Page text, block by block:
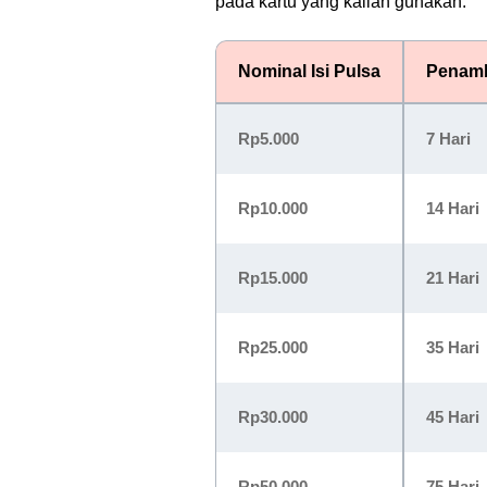
Nominal Isi Pulsa
Rp5.000 7 Hari
Rp10.000 14 Hari
Rp15.000 21 Hari
Rp25.000 35 Hari
Rp30.000 45 Hari